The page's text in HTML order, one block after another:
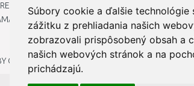
Súbory cookie a ďalšie technológie
zážitku z prehliadania našich
zobrazovali prispôsobený obsah a
našich webových stránok a na
prichádzajú.
PRE KUCHYNSKÚ BATÉRIU
COOKIES